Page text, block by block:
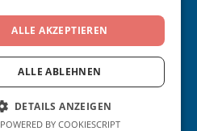
ALLE AKZEPTIEREN
ALLE ABLEHNEN
DETAILS ANZEIGEN
POWERED BY COOKIESCRIPT